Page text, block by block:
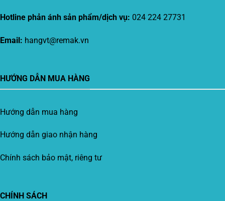
Hotline phản ánh sản phẩm/dịch vụ: 024 224 27731
Email: hangvt@remak.vn
HƯỚNG DẪN MUA HÀNG
Hướng dẫn mua hàng
Hướng dẫn giao nhận hàng
Chính sách bảo mật, riêng tư
CHÍNH SÁCH